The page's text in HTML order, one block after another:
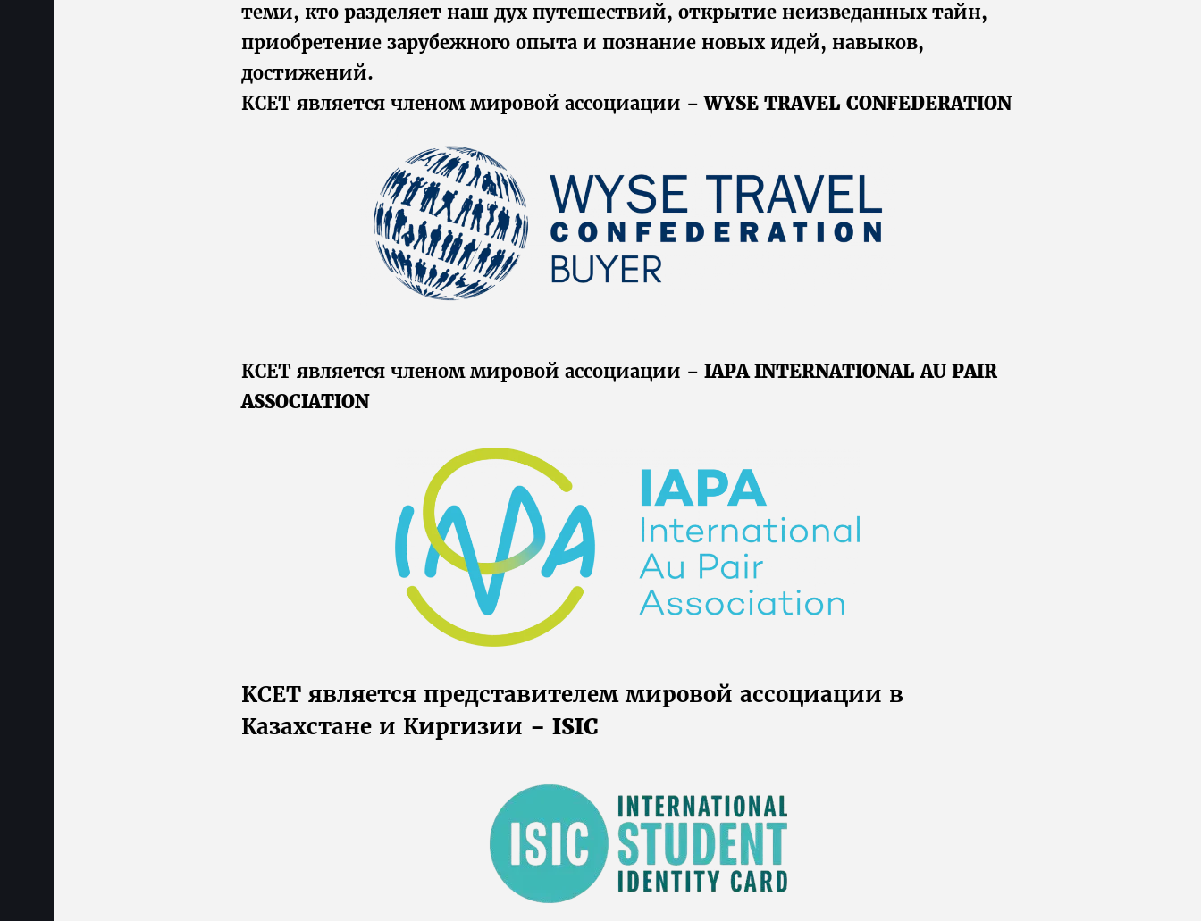
теми, кто разделяет наш дух путешествий, открытие неизведанных тайн,
приобретение зарубежного опыта и познание новых идей, навыков,
достижений.
КСЕТ является членом мировой ассоциации –WYSE TRAVEL CONFEDERATION
КСЕТ является членом мировой ассоциации – IAPA INTERNATIONAL AU PAIR
ASSOCIATION
KCET является представителем мировой ассоциации в
Казахстане и Киргизии – ISIC